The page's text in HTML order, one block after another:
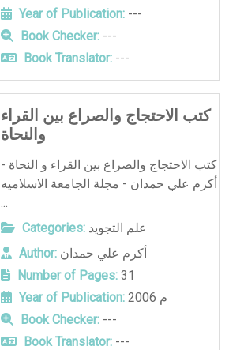
Year of Publication:---
Book Checker:---
Book Translator:---
كتب الاحتجاج والصراع بين القراء
والنحاة
كتب الاحتجاج والصراع بين القراء و النحاة -
أكرم علي حمدان - مجلة الجامعة الاسلاميه
...
Categories: علم التجويد
Author: أكرم علي حمدان
Number of Pages:31
Year of Publication:
2006 م
Book Checker:---
Book Translator:---